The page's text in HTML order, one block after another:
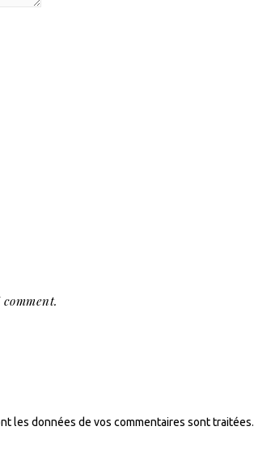
les données de vos commentaires sont traitées.